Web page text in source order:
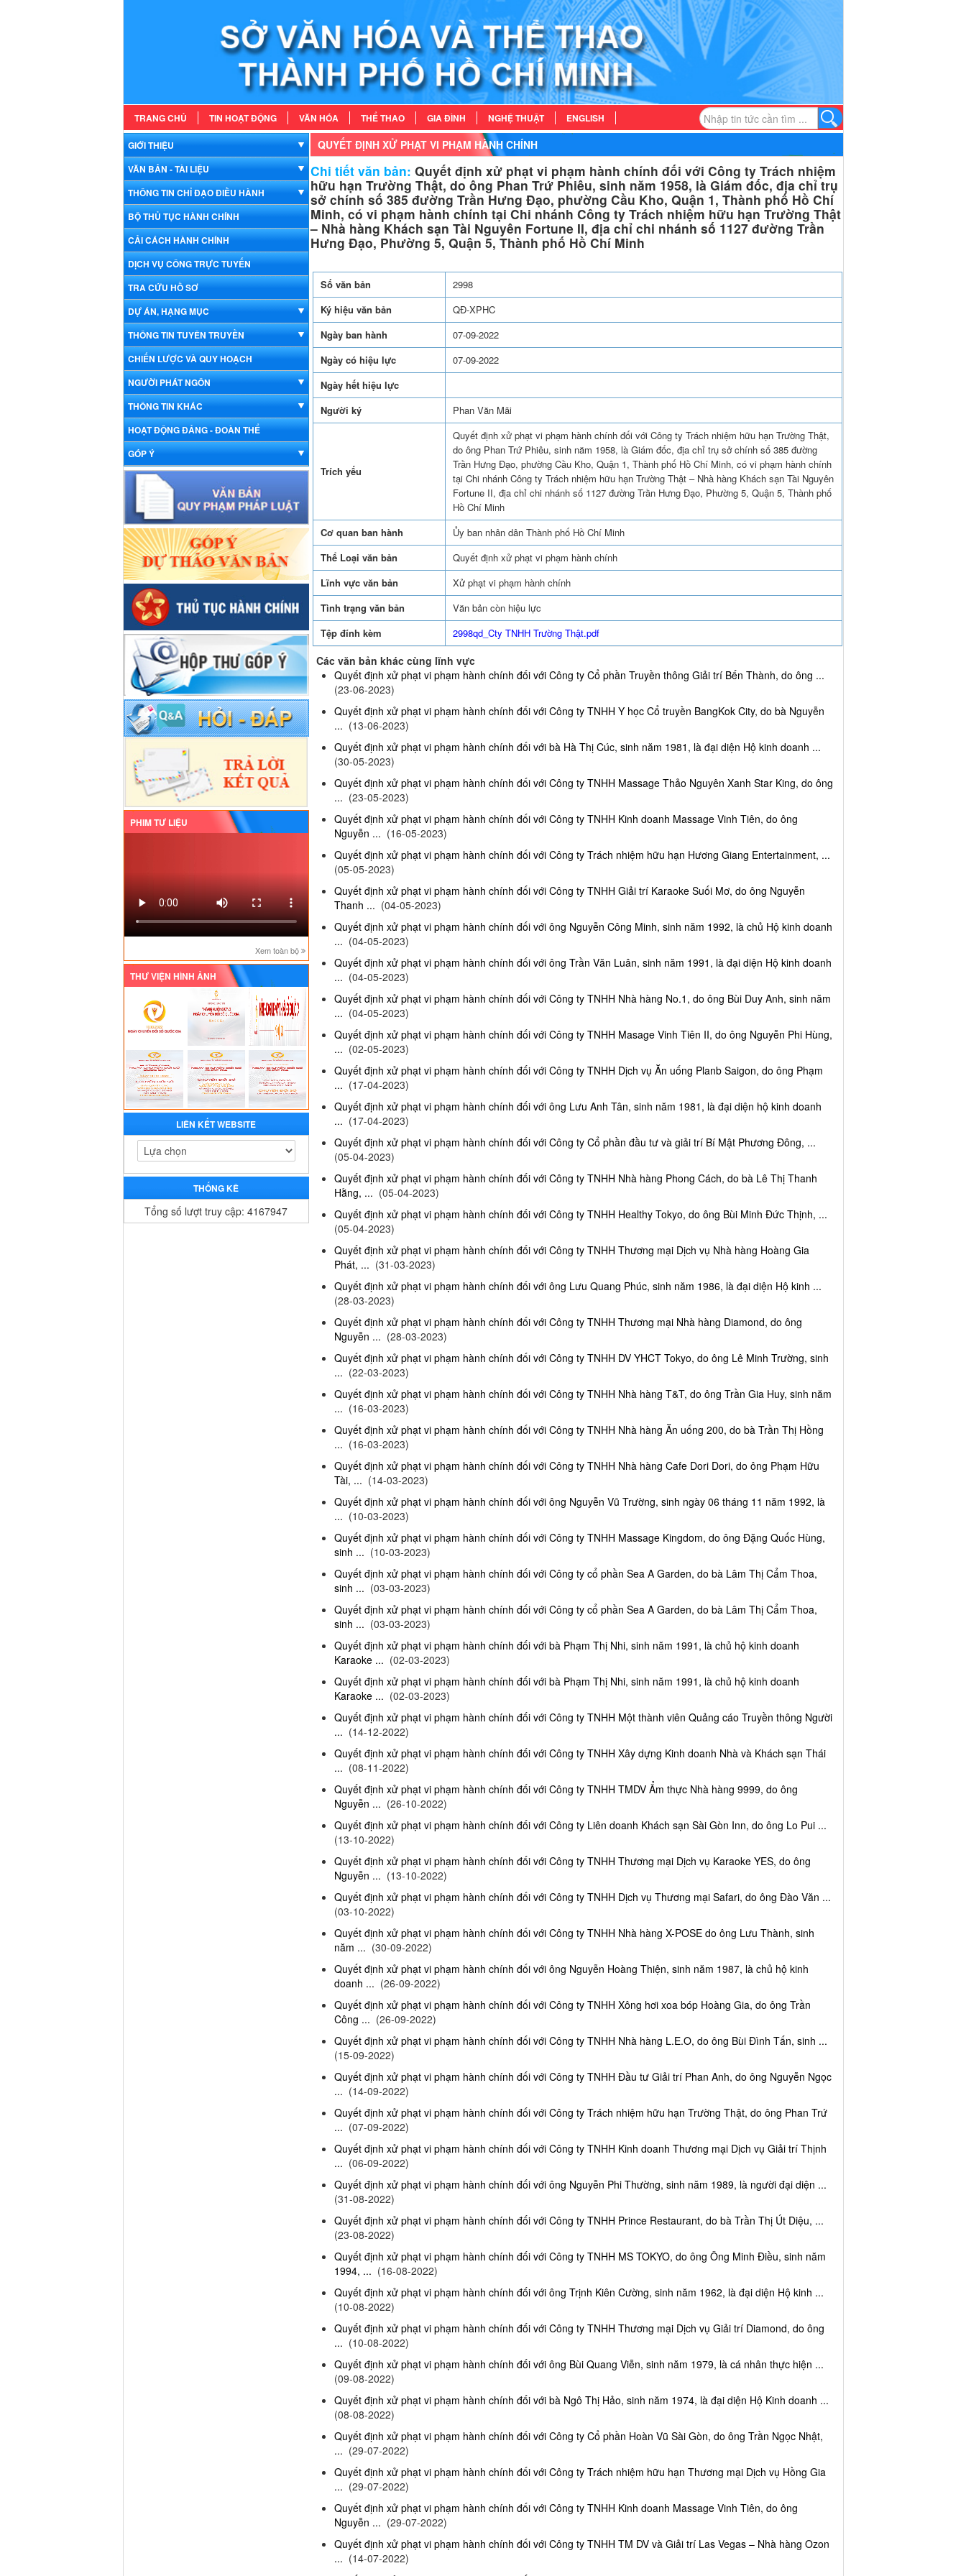
TRANG CHỦ TIN HOẠT ĐỘNG VĂN HÓA THỂ THAO GIA ĐÌNH NGHỆ THUẬT ENGLISH
GIỚI THIỆU
VĂN BẢN - TÀI LIỆU
THÔNG TIN CHỈ ĐẠO ĐIỀU HÀNH
BỘ THỦ TỤC HÀNH CHÍNH
CẢI CÁCH HÀNH CHÍNH
DỊCH VỤ CÔNG TRỰC TUYẾN
TRA CỨU HỒ SƠ
DỰ ÁN, HẠNG MỤC
THÔNG TIN TUYÊN TRUYỀN
CHIẾN LƯỢC VÀ QUY HOẠCH
NGƯỜI PHÁT NGÔN
THÔNG TIN KHÁC
HOẠT ĐỘNG ĐẢNG - ĐOÀN THỂ
GÓP Ý
PHIM TƯ LIỆU
Xem toàn bộ
THƯ VIỆN HÌNH ẢNH
LIÊN KẾT WEBSITE
THỐNG KÊ
Tổng số lượt truy cập: 4167947
QUYẾT ĐỊNH XỬ PHẠT VI PHẠM HÀNH CHÍNH
Chi tiết văn bản: Quyết định xử phạt vi phạm hành chính đối với Công ty Trách nhiệm
hữu hạn Trường Thật, do ông Phan Trứ Phiêu, sinh năm 1958, là Giám đốc, địa chỉ trụ
sở chính số 385 đường Trần Hưng Đạo, phường Cầu Kho, Quận 1, Thành phố Hồ Chí
Minh, có vi phạm hành chính tại Chi nhánh Công ty Trách nhiệm hữu hạn Trường Thật
– Nhà hàng Khách sạn Tài Nguyên Fortune II, địa chỉ chi nhánh số 1127 đường Trần
Hưng Đạo, Phường 5, Quận 5, Thành phố Hồ Chí Minh
Số văn bản
2998
Ký hiệu văn bản
QĐ-XPHC
Ngày ban hành
07-09-2022
Ngày có hiệu lực
07-09-2022
Ngày hết hiệu lực
Người ký
Phan Văn Mãi
Trích yếu
Quyết định xử phạt vi phạm hành chính đối với Công ty Trách nhiệm hữu hạn Trường Thật,
do ông Phan Trứ Phiêu, sinh năm 1958, là Giám đốc, địa chỉ trụ sở chính số 385 đường
Trần Hưng Đạo, phường Cầu Kho, Quận 1, Thành phố Hồ Chí Minh, có vi phạm hành chính
tại Chi nhánh Công ty Trách nhiệm hữu hạn Trường Thật – Nhà hàng Khách sạn Tài Nguyên
Fortune II, địa chỉ chi nhánh số 1127 đường Trần Hưng Đạo, Phường 5, Quận 5, Thành phố
Hồ Chí Minh
Cơ quan ban hành
Ủy ban nhân dân Thành phố Hồ Chí Minh
Thể Loại văn bản
Quyết định xử phạt vi phạm hành chính
Lĩnh vực văn bản
Xử phạt vi phạm hành chính
Tình trạng văn bản
Văn bản còn hiệu lực
Tệp đính kèm
2998qd_Cty TNHH Trường Thật.pdf
Các văn bản khác cùng lĩnh vực
Quyết định xử phạt vi phạm hành chính đối với Công ty Cổ phần Truyền thông Giải trí Bến Thành, do ông ...
(23-06-2023)
Quyết định xử phạt vi phạm hành chính đối với Công ty TNHH Y học Cổ truyền BangKok City, do bà Nguyễn
... (13-06-2023)
Quyết định xử phạt vi phạm hành chính đối với bà Hà Thị Cúc, sinh năm 1981, là đại diện Hộ kinh doanh ...
(30-05-2023)
Quyết định xử phạt vi phạm hành chính đối với Công ty TNHH Massage Thảo Nguyên Xanh Star King, do ông
... (23-05-2023)
Quyết định xử phạt vi phạm hành chính đối với Công ty TNHH Kinh doanh Massage Vinh Tiên, do ông
Nguyễn ... (16-05-2023)
Quyết định xử phạt vi phạm hành chính đối với Công ty Trách nhiệm hữu hạn Hương Giang Entertainment, ...
(05-05-2023)
Quyết định xử phạt vi phạm hành chính đối với Công ty TNHH Giải trí Karaoke Suối Mơ, do ông Nguyễn
Thanh ... (04-05-2023)
Quyết định xử phạt vi phạm hành chính đối với ông Nguyễn Công Minh, sinh năm 1992, là chủ Hộ kinh doanh
... (04-05-2023)
Quyết định xử phạt vi phạm hành chính đối với ông Trần Văn Luân, sinh năm 1991, là đại diện Hộ kinh doanh
... (04-05-2023)
Quyết định xử phạt vi phạm hành chính đối với Công ty TNHH Nhà hàng No.1, do ông Bùi Duy Anh, sinh năm
... (04-05-2023)
Quyết định xử phạt vi phạm hành chính đối với Công ty TNHH Masage Vinh Tiên II, do ông Nguyễn Phi Hùng,
... (02-05-2023)
Quyết định xử phạt vi phạm hành chính đối với Công ty TNHH Dịch vụ Ăn uống Planb Saigon, do ông Phạm
... (17-04-2023)
Quyết định xử phạt vi phạm hành chính đối với ông Lưu Anh Tân, sinh năm 1981, là đại diện hộ kinh doanh
... (17-04-2023)
Quyết định xử phạt vi phạm hành chính đối với Công ty Cổ phần đầu tư và giải trí Bí Mật Phương Đông, ...
(05-04-2023)
Quyết định xử phạt vi phạm hành chính đối với Công ty TNHH Nhà hàng Phong Cách, do bà Lê Thị Thanh
Hằng, ... (05-04-2023)
Quyết định xử phạt vi phạm hành chính đối với Công ty TNHH Healthy Tokyo, do ông Bùi Minh Đức Thịnh, ...
(05-04-2023)
Quyết định xử phạt vi phạm hành chính đối với Công ty TNHH Thương mại Dịch vụ Nhà hàng Hoàng Gia
Phát, ... (31-03-2023)
Quyết định xử phạt vi phạm hành chính đối với ông Lưu Quang Phúc, sinh năm 1986, là đại diện Hộ kinh ...
(28-03-2023)
Quyết định xử phạt vi phạm hành chính đối với Công ty TNHH Thương mại Nhà hàng Diamond, do ông
Nguyễn ... (28-03-2023)
Quyết định xử phạt vi phạm hành chính đối với Công ty TNHH DV YHCT Tokyo, do ông Lê Minh Trường, sinh
... (22-03-2023)
Quyết định xử phạt vi phạm hành chính đối với Công ty TNHH Nhà hàng T&T, do ông Trần Gia Huy, sinh năm
... (16-03-2023)
Quyết định xử phạt vi phạm hành chính đối với Công ty TNHH Nhà hàng Ăn uống 200, do bà Trần Thị Hồng
... (16-03-2023)
Quyết định xử phạt vi phạm hành chính đối với Công ty TNHH Nhà hàng Cafe Dori Dori, do ông Phạm Hữu
Tài, ... (14-03-2023)
Quyết định xử phạt vi phạm hành chính đối với ông Nguyễn Vũ Trường, sinh ngày 06 tháng 11 năm 1992, là
... (10-03-2023)
Quyết định xử phạt vi phạm hành chính đối với Công ty TNHH Massage Kingdom, do ông Đặng Quốc Hùng,
sinh ... (10-03-2023)
Quyết định xử phạt vi phạm hành chính đối với Công ty cổ phần Sea A Garden, do bà Lâm Thị Cẩm Thoa,
sinh ... (03-03-2023)
Quyết định xử phạt vi phạm hành chính đối với Công ty cổ phần Sea A Garden, do bà Lâm Thị Cẩm Thoa,
sinh ... (03-03-2023)
Quyết định xử phạt vi phạm hành chính đối với bà Phạm Thị Nhi, sinh năm 1991, là chủ hộ kinh doanh
Karaoke ... (02-03-2023)
Quyết định xử phạt vi phạm hành chính đối với bà Phạm Thị Nhi, sinh năm 1991, là chủ hộ kinh doanh
Karaoke ... (02-03-2023)
Quyết định xử phạt vi phạm hành chính đối với Công ty TNHH Một thành viên Quảng cáo Truyền thông Người
... (14-12-2022)
Quyết định xử phạt vi phạm hành chính đối với Công ty TNHH Xây dựng Kinh doanh Nhà và Khách sạn Thái
... (08-11-2022)
Quyết định xử phạt vi phạm hành chính đối với Công ty TNHH TMDV Ẩm thực Nhà hàng 9999, do ông
Nguyễn ... (26-10-2022)
Quyết định xử phạt vi phạm hành chính đối với Công ty Liên doanh Khách sạn Sài Gòn Inn, do ông Lo Pui ...
(13-10-2022)
Quyết định xử phạt vi phạm hành chính đối với Công ty TNHH Thương mại Dịch vụ Karaoke YES, do ông
Nguyễn ... (13-10-2022)
Quyết định xử phạt vi phạm hành chính đối với Công ty TNHH Dịch vụ Thương mại Safari, do ông Đào Văn ...
(03-10-2022)
Quyết định xử phạt vi phạm hành chính đối với Công ty TNHH Nhà hàng X-POSE do ông Lưu Thành, sinh
năm ... (30-09-2022)
Quyết định xử phạt vi phạm hành chính đối với ông Nguyễn Hoàng Thiện, sinh năm 1987, là chủ hộ kinh
doanh ... (26-09-2022)
Quyết định xử phạt vi phạm hành chính đối với Công ty TNHH Xông hơi xoa bóp Hoàng Gia, do ông Trần
Công ... (26-09-2022)
Quyết định xử phạt vi phạm hành chính đối với Công ty TNHH Nhà hàng L.E.O, do ông Bùi Đình Tấn, sinh ...
(15-09-2022)
Quyết định xử phạt vi phạm hành chính đối với Công ty TNHH Đầu tư Giải trí Phan Anh, do ông Nguyễn Ngọc
... (14-09-2022)
Quyết định xử phạt vi phạm hành chính đối với Công ty Trách nhiệm hữu hạn Trường Thật, do ông Phan Trứ
... (07-09-2022)
Quyết định xử phạt vi phạm hành chính đối với Công ty TNHH Kinh doanh Thương mại Dịch vụ Giải trí Thịnh
... (06-09-2022)
Quyết định xử phạt vi phạm hành chính đối với ông Nguyễn Phi Thường, sinh năm 1989, là người đại diện ...
(31-08-2022)
Quyết định xử phạt vi phạm hành chính đối với Công ty TNHH Prince Restaurant, do bà Trần Thị Út Diệu, ...
(23-08-2022)
Quyết định xử phạt vi phạm hành chính đối với Công ty TNHH MS TOKYO, do ông Ông Minh Điều, sinh năm
1994, ... (16-08-2022)
Quyết định xử phạt vi phạm hành chính đối với ông Trịnh Kiên Cường, sinh năm 1962, là đại diện Hộ kinh ...
(10-08-2022)
Quyết định xử phạt vi phạm hành chính đối với Công ty TNHH Thương mại Dịch vụ Giải trí Diamond, do ông
... (10-08-2022)
Quyết định xử phạt vi phạm hành chính đối với ông Bùi Quang Viễn, sinh năm 1979, là cá nhân thực hiện ...
(09-08-2022)
Quyết định xử phạt vi phạm hành chính đối với bà Ngô Thị Hảo, sinh năm 1974, là đại diện Hộ Kinh doanh ...
(08-08-2022)
Quyết định xử phạt vi phạm hành chính đối với Công ty Cổ phần Hoàn Vũ Sài Gòn, do ông Trần Ngọc Nhật,
... (29-07-2022)
Quyết định xử phạt vi phạm hành chính đối với Công ty Trách nhiệm hữu hạn Thương mại Dịch vụ Hồng Gia
... (29-07-2022)
Quyết định xử phạt vi phạm hành chính đối với Công ty TNHH Kinh doanh Massage Vinh Tiên, do ông
Nguyễn ... (29-07-2022)
Quyết định xử phạt vi phạm hành chính đối với Công ty TNHH TM DV và Giải trí Las Vegas – Nhà hàng Ozon
... (14-07-2022)